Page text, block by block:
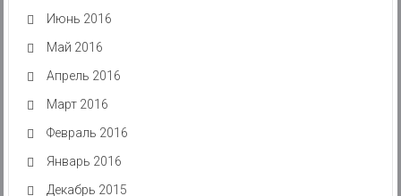
Июнь 2016
Май 2016
Апрель 2016
Март 2016
Февраль 2016
Январь 2016
Декабрь 2015